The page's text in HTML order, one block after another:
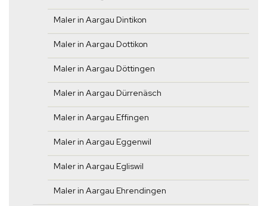
Maler in Aargau Dintikon
Maler in Aargau Dottikon
Maler in Aargau Döttingen
Maler in Aargau Dürrenäsch
Maler in Aargau Effingen
Maler in Aargau Eggenwil
Maler in Aargau Egliswil
Maler in Aargau Ehrendingen